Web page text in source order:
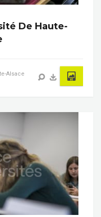
De Haute-
Alsace